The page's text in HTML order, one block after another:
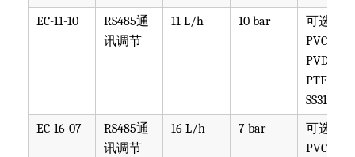
EC-11-10
RS485通
讯调节
11 L/h 10 bar
可选
PVC,
PVDF,
PTFE,
SS316
EC-16-07
RS485通
讯调节
16 L/h 7 bar
可选
PVC,